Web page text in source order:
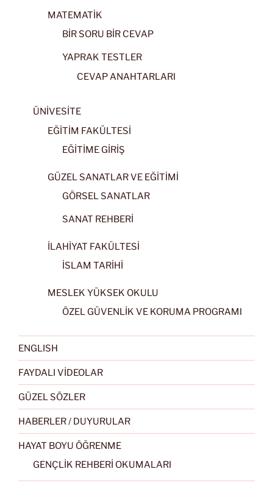
MATEMATİK
BİR SORU BİR CEVAP
YAPRAK TESTLER
CEVAP ANAHTARLARI
ÜNİVESİTE
EĞİTİM FAKÜLTESİ
EĞİTİME GİRİŞ
GÜZEL SANATLAR VE EĞİTİMİ
GÖRSEL SANATLAR
SANAT REHBERİ
İLAHİYAT FAKÜLTESİ
İSLAM TARİHİ
MESLEK YÜKSEK OKULU
ÖZEL GÜVENLİK VE KORUMA PROGRAMI
ENGLISH
FAYDALI VİDEOLAR
GÜZEL SÖZLER
HABERLER / DUYURULAR
HAYAT BOYU ÖĞRENME
GENÇLİK REHBERİ OKUMALARI